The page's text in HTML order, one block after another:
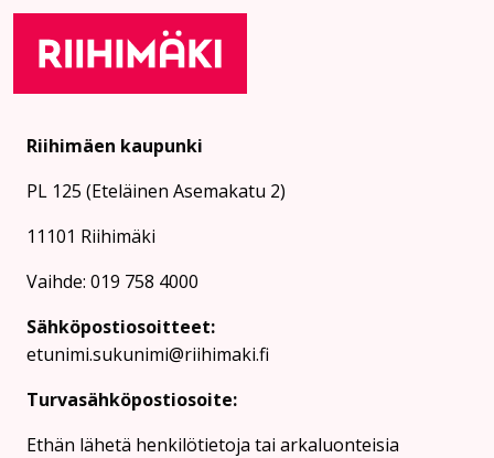
Riihimäen kaupunki
PL 125 (Eteläinen Asemakatu 2)
11101 Riihimäki
Vaihde: 019 758 4000
Sähköpostiosoitteet:
etunimi.sukunimi@riihimaki.fi
Turvasähköpostiosoite:
Ethän lähetä henkilötietoja tai arkaluonteisia